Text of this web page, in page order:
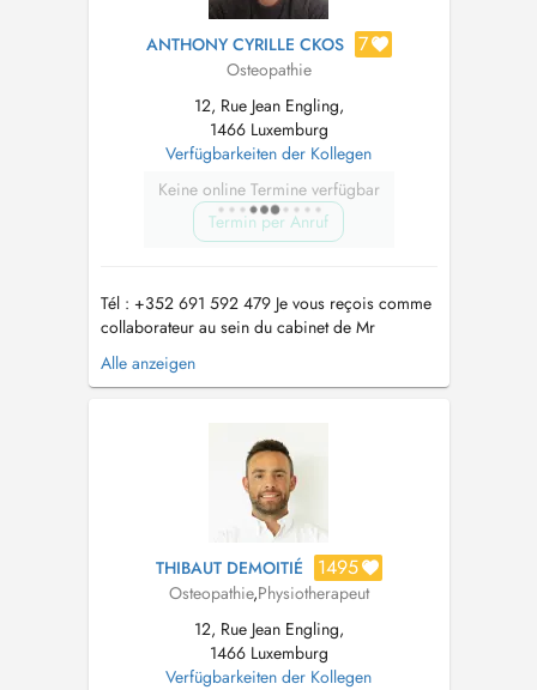
ANTHONY CYRILLE CKOS 7
Osteopathie
12, Rue Jean Engling,
1466 Luxemburg
Verfügbarkeiten der Kollegen
Keine online Termine verfügbar
Termin per Anruf
Tél : +352 691 592 479 Je vous reçois comme
collaborateur au sein du cabinet de Mr
DEMOITIE Thibault au 12 Rue Jean Engling
1466 Dommeldange uniquement : - les mardi et
reconnue en 5ans, j'exerce depuis p...
Alle anzeigen
THIBAUT DEMOITIÉ 1495
Osteopathie,Physiotherapeut
12, Rue Jean Engling,
1466 Luxemburg
Verfügbarkeiten der Kollegen